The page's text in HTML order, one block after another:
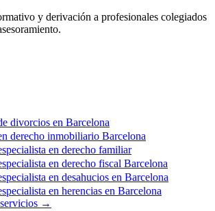
y derivación a profesionales colegiados
divorcios en Barcelona
derecho inmobiliario Barcelona
en derecho familiar
en derecho fiscal Barcelona
en desahucios en Barcelona
en herencias en Barcelona
→